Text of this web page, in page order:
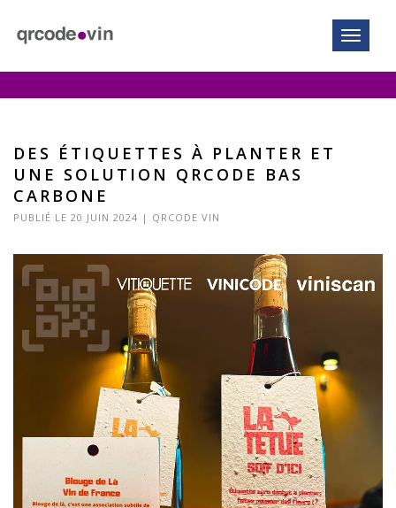
Toggle
LE BLOG QRCODE.VIN
DES ÉTIQUETTES À PLANTER ET
UNE SOLUTION QRCODE BAS
CARBONE
PUBLIÉ LE 20 JUIN 2024 | QRCODE VIN